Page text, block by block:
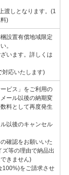
渡しとなります。(1
)
設置有償地域限定
。
います。詳しくは
対応いたします)
ビス」をご利用の
ール以後の納期変
料として再度発生
以後のキャンセル
確認をお願いいた
ズ等の理由で納品出
きません)
をご請求させ